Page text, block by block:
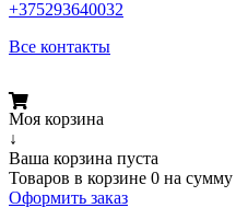
+375293640032
Все контакты
Моя корзина
↓
Ваша корзина пуста
Товаров в корзине 0 на сумму
Оформить заказ